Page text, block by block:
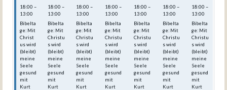
18:00 –
13:00
Bibelta
ge: Mit
Christ
us wird
(bleibt)
meine
Seele
gesund
mit
Kurt
18:00 –
13:00
Bibelta
ge: Mit
Christu
s wird
(bleibt)
meine
Seele
gesund
mit
Kurt
18:00 –
13:00
Bibelta
ge: Mit
Christu
s wird
(bleibt)
meine
Seele
gesund
mit
Kurt
18:00 –
13:00
Bibelta
ge: Mit
Christu
s wird
(bleibt)
meine
Seele
gesund
mit
Kurt
18:00 –
13:00
Bibelta
ge: Mit
Christu
s wird
(bleibt)
meine
Seele
gesund
mit
Kurt
18:00 –
13:00
Bibelta
ge: Mit
Christu
s wird
(bleibt)
meine
Seele
gesund
mit
Kurt
18:00 –
13:00
Bibelta
ge: Mit
Christu
s wird
(bleibt)
meine
Seele
gesund
mit
Kurt